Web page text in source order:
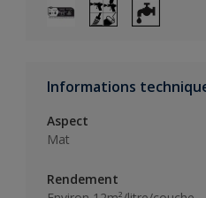
Informations
Aspect
Mat
Rendement